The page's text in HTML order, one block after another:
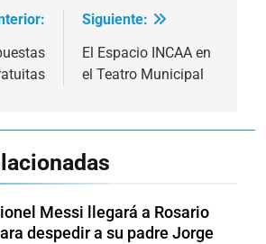
Siguiente:
El Espacio INCAA en
el Teatro Municipal
Messi llegará a Rosario
despedir a su padre Jorge